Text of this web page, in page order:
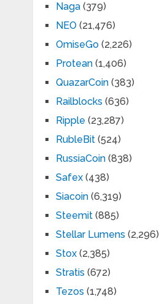
Naga(379)
NEO (21,476)
OmiseGo(2,226)
Protean(1,406)
QuazarCoin(383)
Railblocks (636)
Ripple (23,287)
RubleBit(524)
RussiaCoin(838)
Safex(438)
Siacoin(6,319)
Steemit(885)
Stellar Lumens (2,296)
Stox(2,385)
Stratis (672)
Tezos (1,748)